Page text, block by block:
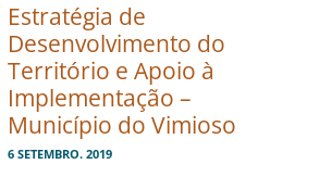
Estratégia de
Desenvolvimento do
Território e Apoio à
Implementação –
Município do Vimioso
6 SETEMBRO. 2019